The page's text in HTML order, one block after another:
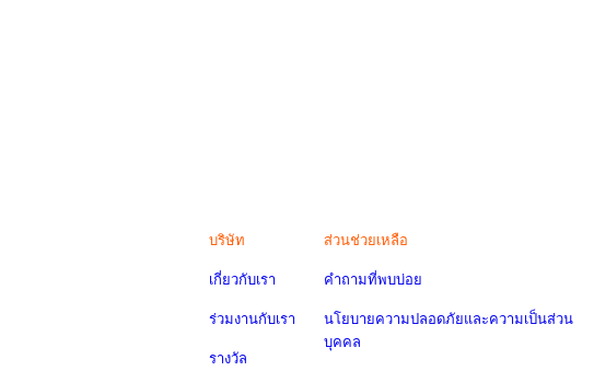
บริษัท
เกี่ยวกับเรา
ร่วมงานกับเรา
รางวัล
ส่วนช่วยเหลือ
คำถามที่พบบ่อย
นโยบายความปลอดภัยและความเป็นส่วน
บุคคล